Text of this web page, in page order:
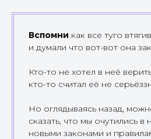
Вспомни как все туго
и думали что вот-вот она
Кто-то не хотел в неё
кто-то считал её не
Но оглядываясь назад,
сказать, что мы очутились
новыми законами и